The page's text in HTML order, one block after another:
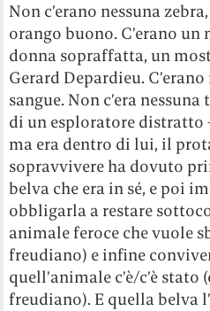
Non c’erano nessuna
orango buono. C’erano
donna sopraffatta, un
Gerard Depardieu.
sangue. Non c’era
di un esploratore distratto
ma era dentro di lui, il
sopravvivere ha dovuto
belva che era in sé, e poi
obbligarla a restare
animale feroce che vuole
freudiano) e infine
quell’animale c’è/c’è stato
freudiano). E quella belva